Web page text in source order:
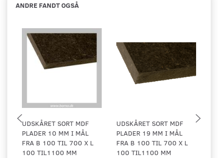
ANDRE FANDT OGSÅ
UDSKÅRET SORT MDF
PLADER 10 MM I MÅL
FRA B 100 TIL 700 X L
100 TIL1100 MM
UDSKÅRET SORT MDF
PLADER 19 MM I MÅL
FRA B 100 TIL 700 X L
100 TIL1100 MM